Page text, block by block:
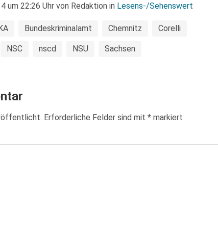
22:26 Uhr von Redaktion in Lesens-/Sehenswert
Bundeskriminalamt Chemnitz Corelli
NSC nscd NSU Sachsen
Erforderliche Felder sind mit * markiert